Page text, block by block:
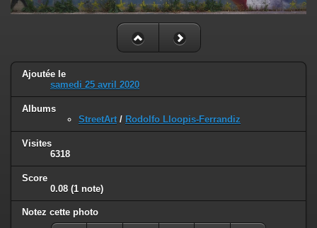
Ajoutée le
samedi 25 avril 2020
Albums
StreetArt / Rodolfo Lloopis-Ferrandiz
Visites
6318
Score
0.08 (1 note)
Notez cette photo